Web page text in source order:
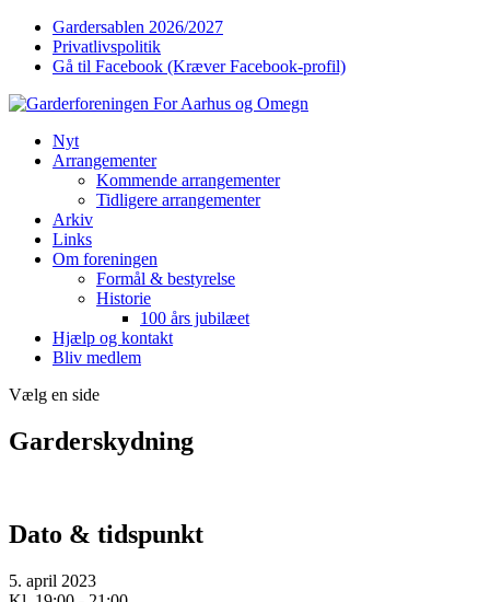
Gardersablen 2026/2027
Privatlivspolitik
Gå til Facebook (Kræver Facebook-profil)
Nyt
Arrangementer
Kommende arrangementer
Tidligere arrangementer
Arkiv
Links
Om foreningen
Formål & bestyrelse
Historie
100 års jubilæet
Hjælp og kontakt
Bliv medlem
Vælg en side
Garderskydning
Dato & tidspunkt
5. april 2023